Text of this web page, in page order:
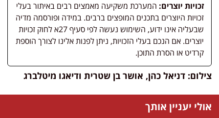
זכויות יוצרים: המערכת משקיעה מאמצים רבים באיתור בעלי
זכויות היוצרים בתכנים המופצים ברבים. במידה ופורסמה מדיה
שבעליה אינו ידוע, השימוש נעשה לפי סעיף 27א לחוק זכויות
יוצרים. אם הנכם בעלי הזכויות, ניתן לפנות אלינו לצורך הוספת
קרדיט או הסרת התוכן.
צילום: דניאל כהן, אושר בן שטרית ודיאגו מיטלברג
אולי יעניין אותך